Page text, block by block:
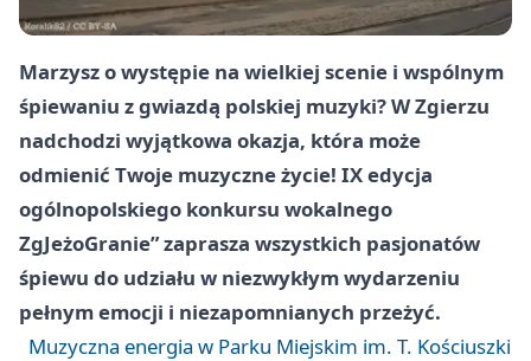
Marzysz o występie na wielkiej scenie i wspólnym
śpiewaniu z gwiazdą polskiej muzyki? W Zgierzu
nadchodzi wyjątkowa okazja, która może
odmienić Twoje muzyczne życie! IX edycja
ogólnopolskiego konkursu wokalnego
ZgJeżoGranie” zaprasza wszystkich pasjonatów
śpiewu do udziału w niezwykłym wydarzeniu
pełnym emocji i niezapomnianych przeżyć.
Muzyczna energia w Parku Miejskim im. T. Kościuszki